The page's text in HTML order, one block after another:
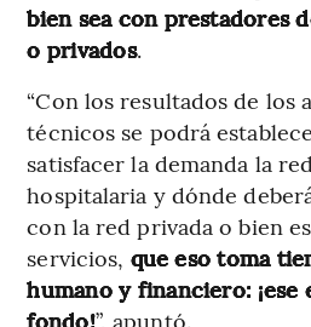
bien sea con prestadores
o privados.
“Con los resultados de los
técnicos se podrá
satisfacer la demanda la
hospitalaria y dónde
con la red privada o bien
servicios, que eso toma
humano y financiero: ¡ese
fondo!”, apuntó.